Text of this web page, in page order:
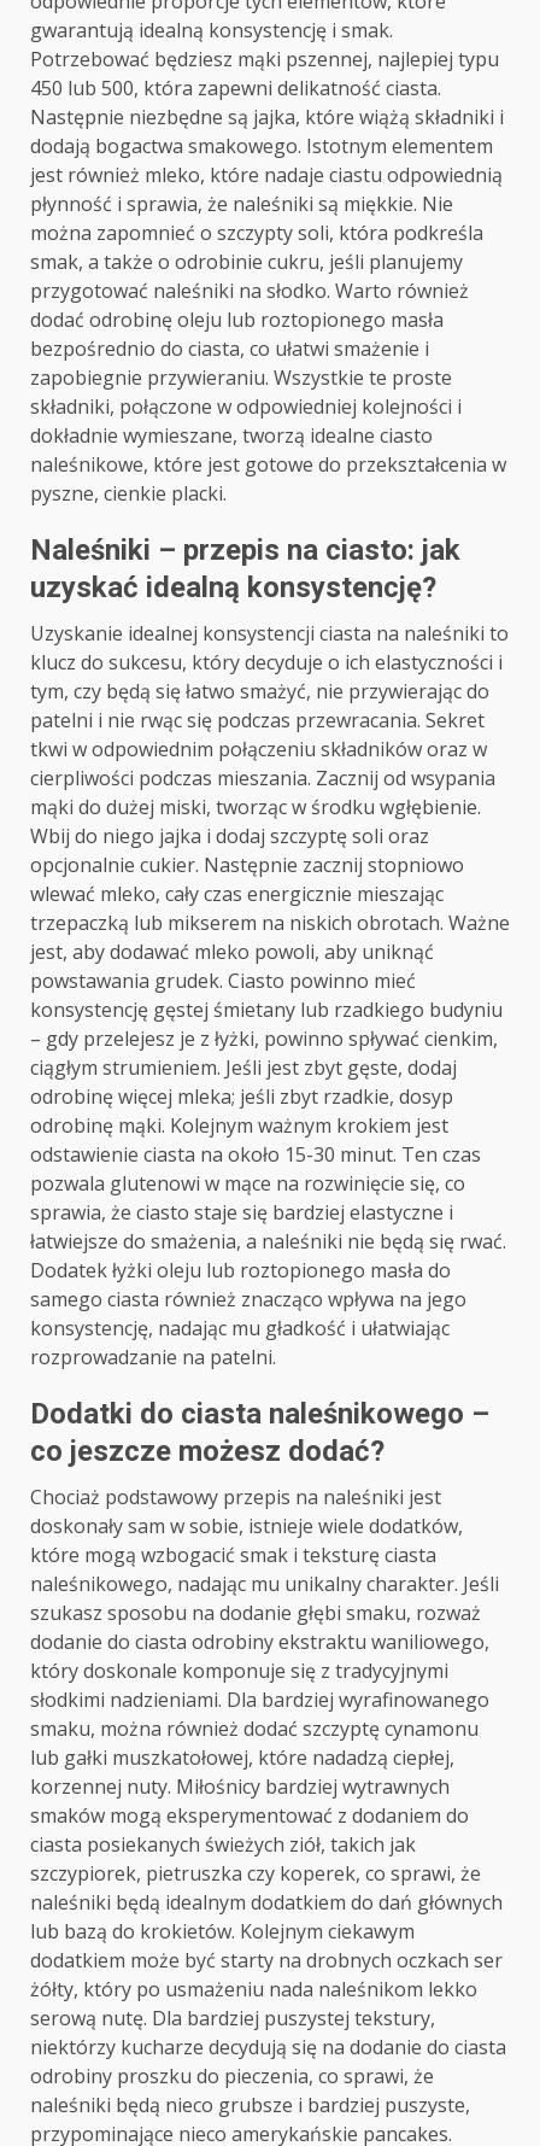
gwarantują idealną konsystencję i smak.
Potrzebować będziesz mąki pszennej, najlepiej typu
450 lub 500, która zapewni delikatność ciasta.
Następnie niezbędne są jajka, które wiążą składniki i
dodają bogactwa smakowego. Istotnym elementem
jest również mleko, które nadaje ciastu odpowiednią
płynność i sprawia, że naleśniki są miękkie. Nie
można zapomnieć o szczypty soli, która podkreśla
smak, a także o odrobinie cukru, jeśli planujemy
przygotować naleśniki na słodko. Warto również
dodać odrobinę oleju lub roztopionego masła
bezpośrednio do ciasta, co ułatwi smażenie i
zapobiegnie przywieraniu. Wszystkie te proste
składniki, połączone w odpowiedniej kolejności i
dokładnie wymieszane, tworzą idealne ciasto
naleśnikowe, które jest gotowe do przekształcenia w
pyszne, cienkie placki.
Naleśniki – przepis na ciasto: jak
uzyskać idealną konsystencję?
Uzyskanie idealnej konsystencji ciasta na naleśniki to
klucz do sukcesu, który decyduje o ich elastyczności i
tym, czy będą się łatwo smażyć, nie przywierając do
patelni i nie rwąc się podczas przewracania. Sekret
tkwi w odpowiednim połączeniu składników oraz w
cierpliwości podczas mieszania. Zacznij od wsypania
mąki do dużej miski, tworząc w środku wgłębienie.
Wbij do niego jajka i dodaj szczyptę soli oraz
opcjonalnie cukier. Następnie zacznij stopniowo
wlewać mleko, cały czas energicznie mieszając
trzepaczką lub mikserem na niskich obrotach. Ważne
jest, aby dodawać mleko powoli, aby uniknąć
powstawania grudek. Ciasto powinno mieć
konsystencję gęstej śmietany lub rzadkiego budyniu
– gdy przelejesz je z łyżki, powinno spływać cienkim,
ciągłym strumieniem. Jeśli jest zbyt gęste, dodaj
odrobinę więcej mleka; jeśli zbyt rzadkie, dosyp
odrobinę mąki. Kolejnym ważnym krokiem jest
odstawienie ciasta na około 15-30 minut. Ten czas
pozwala glutenowi w mące na rozwinięcie się, co
sprawia, że ciasto staje się bardziej elastyczne i
łatwiejsze do smażenia, a naleśniki nie będą się rwać.
Dodatek łyżki oleju lub roztopionego masła do
samego ciasta również znacząco wpływa na jego
konsystencję, nadając mu gładkość i ułatwiając
rozprowadzanie na patelni.
Dodatki do ciasta naleśnikowego –
co jeszcze możesz dodać?
Chociaż podstawowy przepis na naleśniki jest
doskonały sam w sobie, istnieje wiele dodatków,
które mogą wzbogacić smak i teksturę ciasta
naleśnikowego, nadając mu unikalny charakter. Jeśli
szukasz sposobu na dodanie głębi smaku, rozważ
dodanie do ciasta odrobiny ekstraktu waniliowego,
który doskonale komponuje się z tradycyjnymi
słodkimi nadzieniami. Dla bardziej wyrafinowanego
smaku, można również dodać szczyptę cynamonu
lub gałki muszkatołowej, które nadadzą ciepłej,
korzennej nuty. Miłośnicy bardziej wytrawnych
smaków mogą eksperymentować z dodaniem do
ciasta posiekanych świeżych ziół, takich jak
szczypiorek, pietruszka czy koperek, co sprawi, że
naleśniki będą idealnym dodatkiem do dań głównych
lub bazą do krokietów. Kolejnym ciekawym
dodatkiem może być starty na drobnych oczkach ser
żółty, który po usmażeniu nada naleśnikom lekko
serową nutę. Dla bardziej puszystej tekstury,
niektórzy kucharze decydują się na dodanie do ciasta
odrobiny proszku do pieczenia, co sprawi, że
naleśniki będą nieco grubsze i bardziej puszyste,
przypominające nieco amerykańskie pancakes.